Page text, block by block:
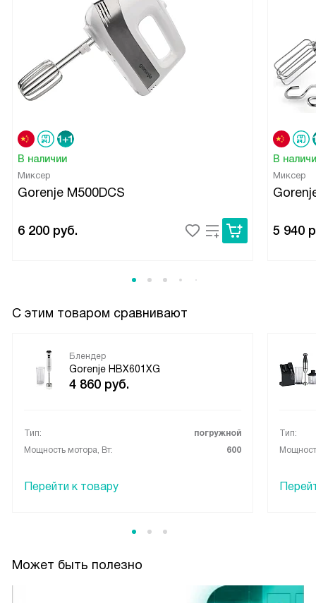
В наличии
Миксер
Gorenje M500DCS
6 200 руб.
В
Миксер
5 940
С этим товаром сравнивают
Блендер
Gorenje HBX601XG
4 860 руб.
Тип:
погружной
Мощность мотора, Вт:
600
Перейти к товару
Тип:
Может быть полезно